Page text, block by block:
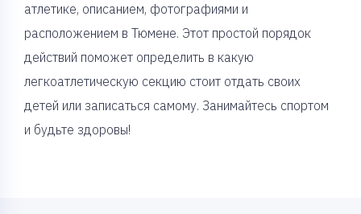
атлетике, описанием, фотографиями и
расположением в Тюмене. Этот простой порядок
действий поможет определить в какую
легкоатлетическую секцию стоит отдать своих
детей или записаться самому. Занимайтесь спортом
и будьте здоровы!